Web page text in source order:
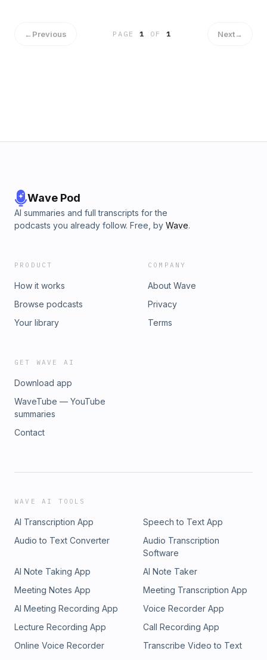
和资源的“乐土”，当欧陆白人在断裂的全球化进程中不再拥有绝
为圆心的欧陆剧场观察笔记。除了离开文本的剧场，无法归类的
←Previous PAGE1 OF 1 Next→
Wave Pod
AI summaries and full transcripts for the
podcasts you already follow. Free, by Wave.
PRODUCT
How it works
Browse podcasts
Your library
COMPANY
About Wave
Privacy
Terms
GET WAVE AI
Download app
WaveTube — YouTube
summaries
Contact
WAVE AI TOOLS
AI Transcription App
Speech to Text App
Audio to Text Converter
Audio Transcription
Software
AI Note Taking App
AI Note Taker
Meeting Notes App
Meeting Transcription App
AI Meeting Recording App
Voice Recorder App
Lecture Recording App
Call Recording App
Online Voice Recorder
Transcribe Video to Text